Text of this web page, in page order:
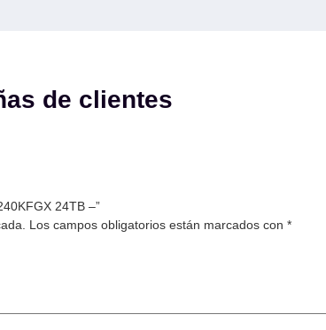
de clientes
24TB –”
Los campos obligatorios están marcados con *